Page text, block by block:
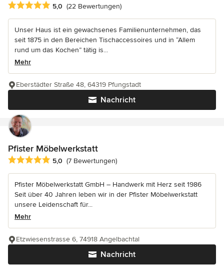
Durchschnittliche Bewertung: 5 von 5 Sternen
5,0 (22 Bewertungen)
Unser Haus ist ein gewachsenes Familienunternehmen, das
seit 1875 in den Bereichen Tischaccessoires und in “Allem
rund um das Kochen” tätig is...
Mehr
Nachricht
Eberstädter Straße 48, 64319 Pfungstadt
Pfister Möbelwerkstatt
Durchschnittliche Bewertung: 5 von 5 Sternen
5,0 (7 Bewertungen)
Pfister Möbelwerkstatt GmbH – Handwerk mit Herz seit 1986
Seit über 40 Jahren leben wir in der Pfister Möbelwerkstatt
unsere Leidenschaft für...
Mehr
Nachricht
Etzwiesenstrasse 6, 74918 Angelbachtal